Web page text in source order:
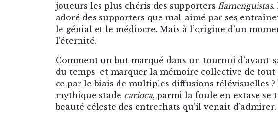
joueurs les plus chéris des supporters flamenguistas.
adoré des supporters que mal-aimé par ses
le génial et le médiocre. Mais à l’origine d’un
l’éternité.
Comment un but marqué dans un tournoi d’avant-
du temps et marquer la mémoire collective de tout
ce par le biais de multiples diffusions télévisuelles
mythique stade carioca, parmi la foule en extase
beauté céleste des entrechats qu’il venait d’admirer.